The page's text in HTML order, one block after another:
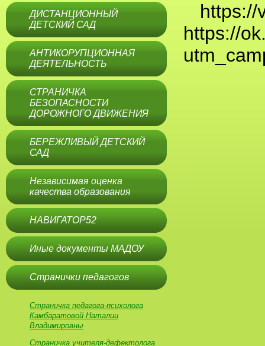
ДИСТАНЦИОННЫЙ
ДЕТСКИЙ САД
АНТИКОРУПЦИОННАЯ
ДЕЯТЕЛЬНОСТЬ
СТРАНИЧКА
БЕЗОПАСНОСТИ
ДОРОЖНОГО ДВИЖЕНИЯ
БЕРЕЖЛИВЫЙ ДЕТСКИЙ
САД
Независимая оценка
качества образования
НАВИГАТОР52
Иные документы МАДОУ
Странички педагогов
Страничка педагога-психолога
Камбаратовой Наталии
Владимировны
Страничка учителя-дефектолога
https://
https://